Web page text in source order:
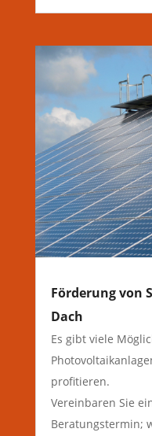
Förderung von
Dach
Es gibt viele
profitieren.
Vereinbaren Sie
Beratungstermin;